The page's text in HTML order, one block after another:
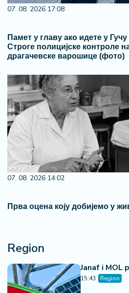
07. 08. 2026 17:08
Памет у главу ако идете у
Строге полицијске контроле
драгачевске варошице (фото)
07. 08. 2026 14:02
Прва оцена коју добијемо у
Region
Janaf i MOL
15:43 Region